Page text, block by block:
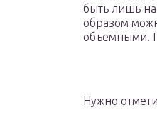
быть лишь на
образом
объемными.
Нужно